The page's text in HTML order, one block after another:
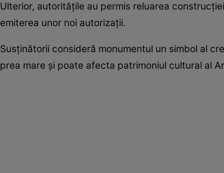
Ulterior, autoritățile au permis reluarea
emiterea unor noi autorizații.
Susținătorii consideră monumentul un simbol al
prea mare și poate afecta patrimoniul cultural al